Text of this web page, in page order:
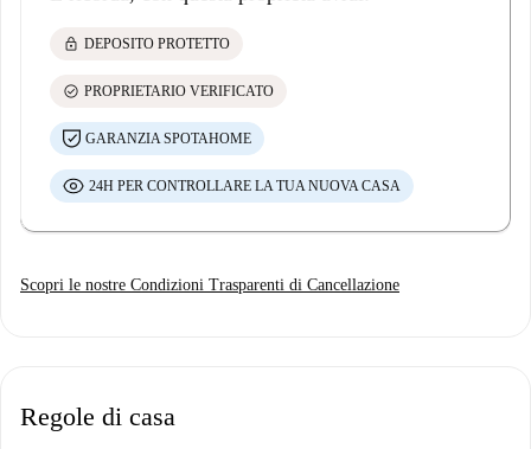
lock DEPOSITO PROTETTO
check_circle PROPRIETARIO VERIFICATO
GARANZIA SPOTAHOME
24H PER CONTROLLARE LA TUA NUOVA CASA
Scopri le nostre Condizioni Trasparenti di Cancellazione
Regole di casa